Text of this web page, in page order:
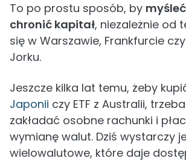
To po prostu sposób, by
chronić kapitał, niezależnie od
się w Warszawie, Frankfurcie
Jorku.
Jeszcze kilka lat temu, żeby
Japonii czy ETF z Australii,
zakładać osobne rachunki i
wymianę walut. Dziś wystarczy
wielowalutowe, które daje